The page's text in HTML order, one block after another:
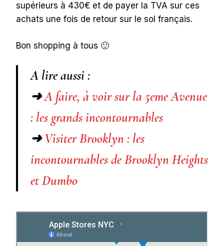
supérieurs à 430€ et de payer la TVA sur ces
achats une fois de retour sur le sol français.
Bon shopping à tous 🙂
A lire aussi :
➜A faire, à voir sur la 5eme Avenue
: les grands incontournables
➜Visiter Brooklyn : les
incontournables de Brooklyn Heights
et Dumbo